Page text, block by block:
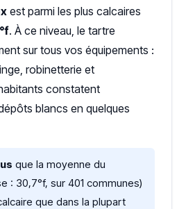
est parmi les plus calcaires
. À ce niveau, le tartre
sur tous vos équipements :
robinetterie et
constatent
blancs en quelques
que la moyenne du
: 30,7°f, sur 401 communes)
que dans la plupart